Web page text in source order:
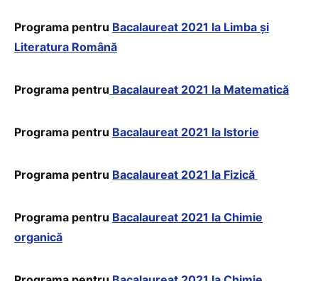
Programa pentru Bacalaureat 2021 la Limba și
Literatura Română
Programa pentru Bacalaureat 2021 la Matematică
Programa pentru Bacalaureat 2021 la Istorie
Programa pentru Bacalaureat 2021 la Fizică
Programa pentru Bacalaureat 2021 la Chimie
organică